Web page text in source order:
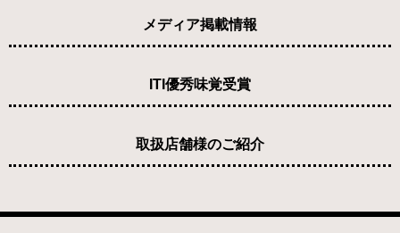
メディア掲載情報
ITI優秀味覚受賞
取扱店舗様のご紹介